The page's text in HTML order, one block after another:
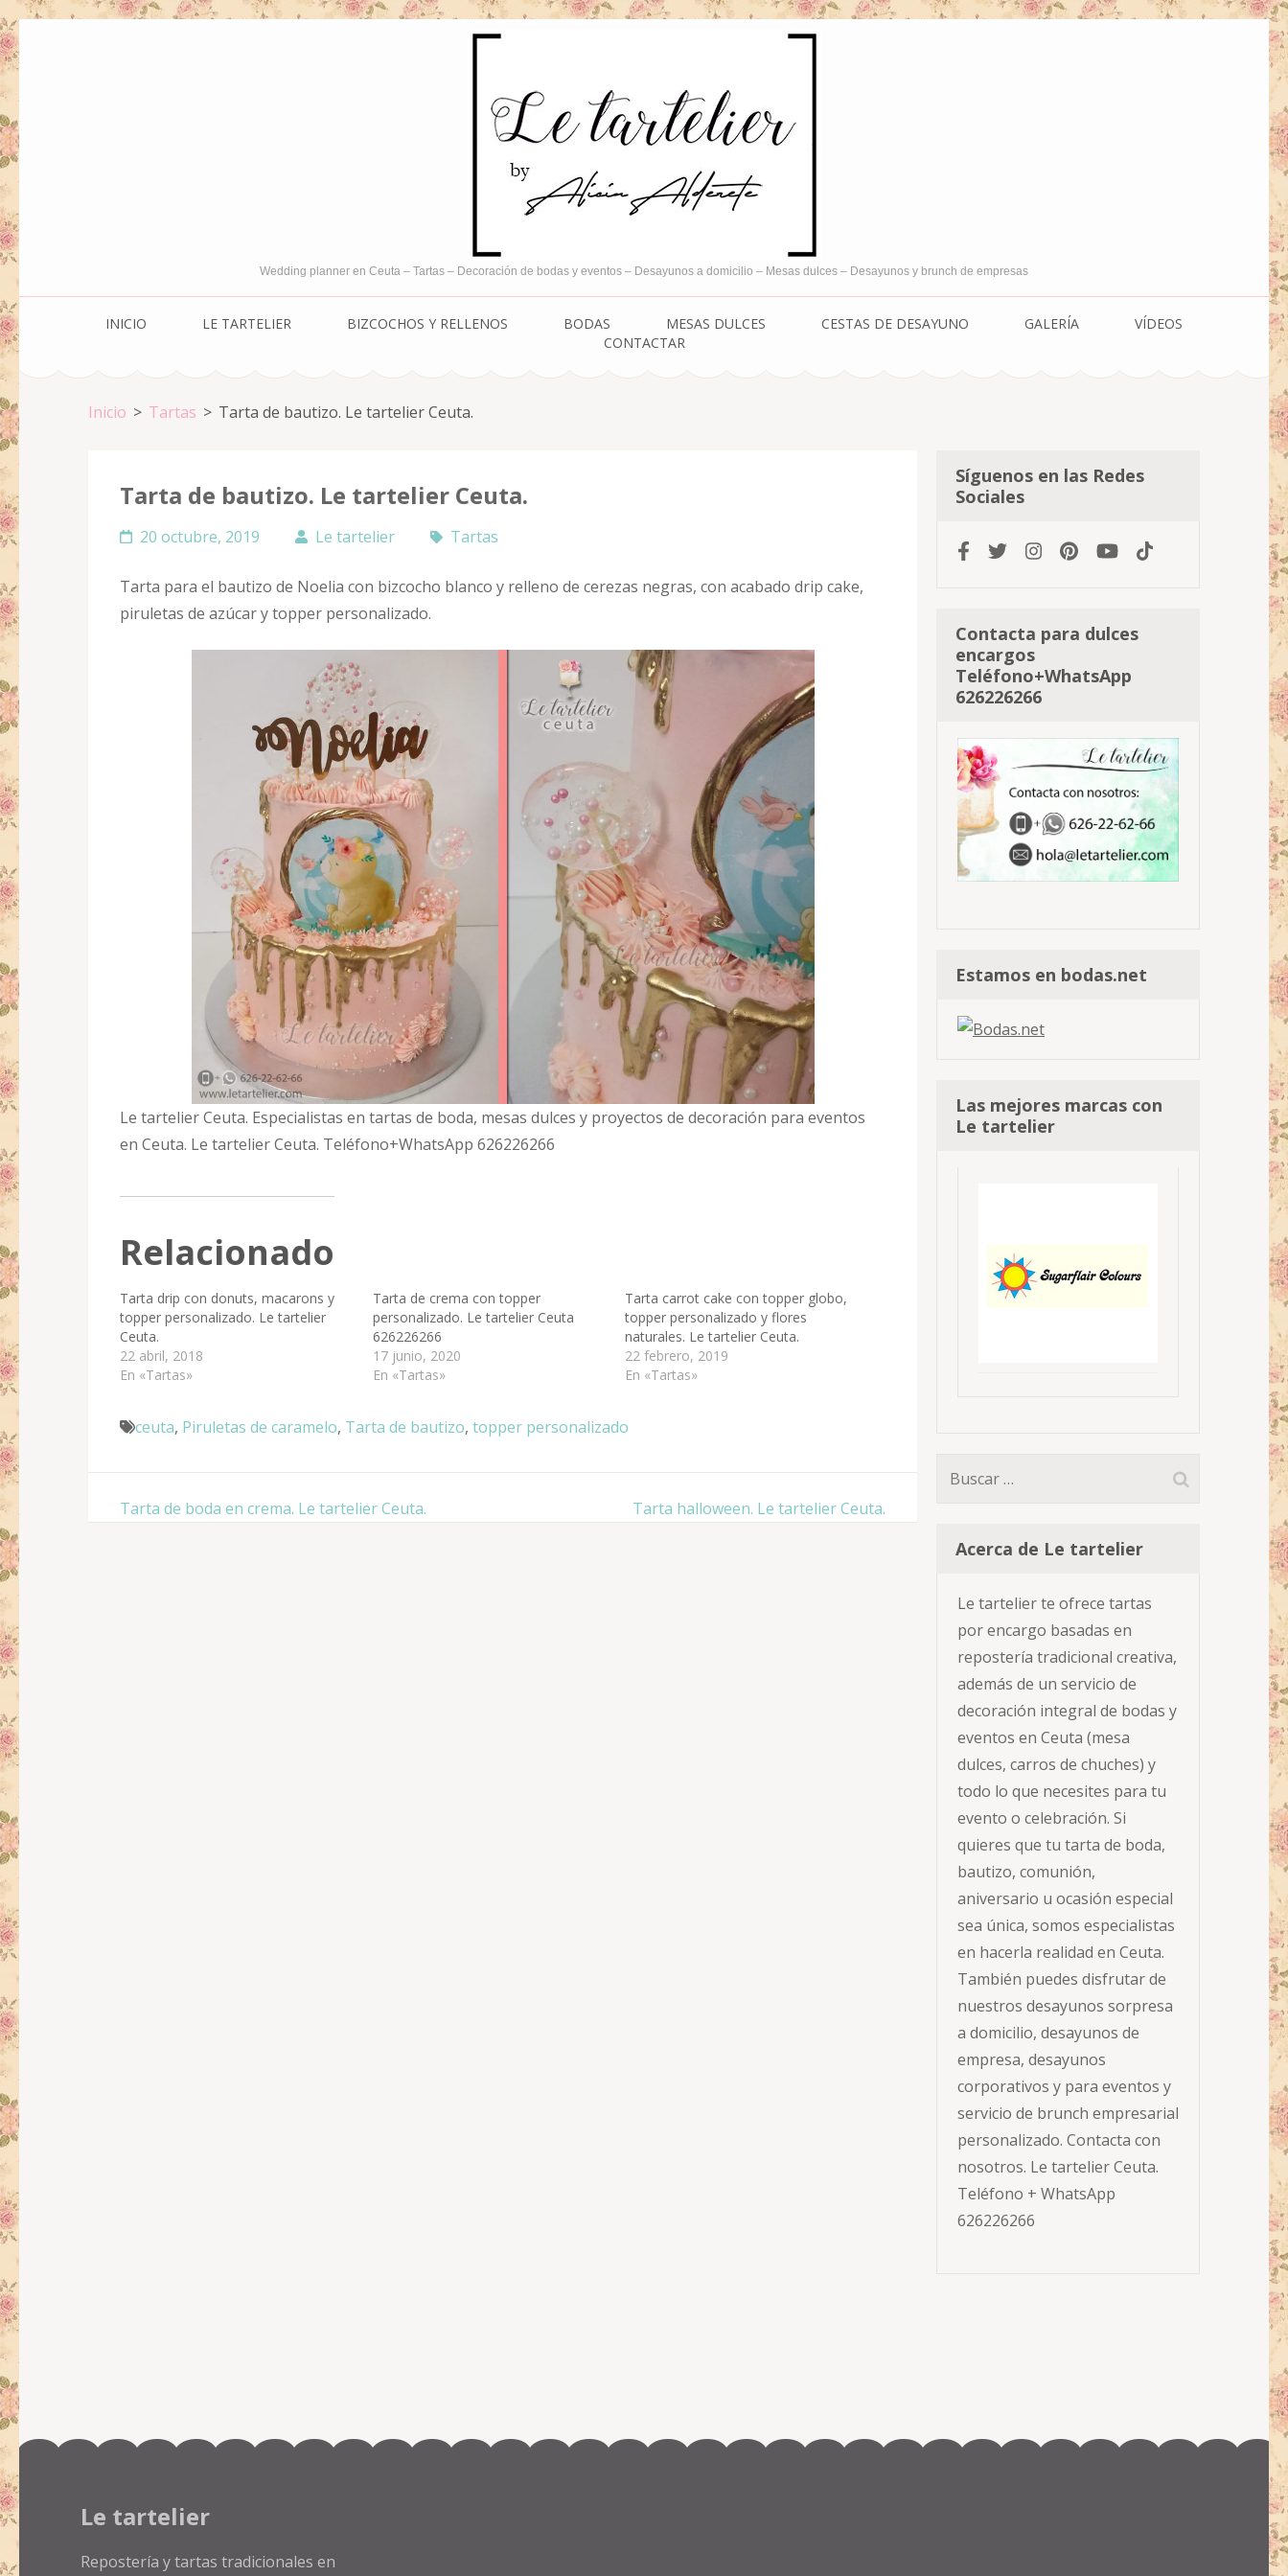
al
la
Wedding planner en Ceuta – Tartas – Decoración de bodas y eventos – Desayunos a domicilio – Mesas dulces – Desayunos y brunch de empresas
INICIO LE TARTELIER BIZCOCHOS Y RELLENOS BODAS MESAS DULCES CESTAS DE DESAYUNO GALERÍA
VÍDEOS
CONTACTAR
Inicio > Tartas > Tarta de bautizo. Le tartelier Ceuta.
Tarta de bautizo. Le tartelier Ceuta.
20 octubre, 2019 Le tartelier Tartas
Tarta para el bautizo de Noelia con bizcocho blanco y relleno de cerezas negras, con acabado drip cake,
piruletas de azúcar y topper personalizado.
Le tartelier Ceuta. Especialistas en tartas de boda, mesas dulces y proyectos de decoración para eventos
en Ceuta. Le tartelier Ceuta. Teléfono+WhatsApp 626226266
Relacionado
Tarta drip con donuts, macarons y
topper personalizado. Le tartelier
Ceuta.
22 abril, 2018
En «Tartas»
Tarta de crema con topper
personalizado. Le tartelier Ceuta
626226266
17 junio, 2020
En «Tartas»
Tarta carrot cake con topper globo,
topper personalizado y flores
naturales. Le tartelier Ceuta.
22 febrero, 2019
En «Tartas»
ceuta, Piruletas de caramelo, Tarta de bautizo, topper personalizado
Navegación
Tarta de boda en crema. Le tartelier Ceuta. Tarta halloween. Le tartelier Ceuta.
Síguenos en las Redes
Sociales
Contacta para dulces
encargos
Teléfono+WhatsApp
626226266
Estamos en bodas.net
Las mejores marcas con
Le tartelier
Buscar:
Acerca de Le tartelier
Le tartelier te ofrece tartas
por encargo basadas en
repostería tradicional creativa,
además de un servicio de
decoración integral de bodas y
eventos en Ceuta (mesa
dulces, carros de chuches) y
todo lo que necesites para tu
evento o celebración. Si
quieres que tu tarta de boda,
bautizo, comunión,
aniversario u ocasión especial
sea única, somos especialistas
en hacerla realidad en Ceuta.
También puedes disfrutar de
nuestros desayunos sorpresa
a domicilio, desayunos de
empresa, desayunos
corporativos y para eventos y
servicio de brunch empresarial
personalizado. Contacta con
nosotros. Le tartelier Ceuta.
Teléfono + WhatsApp
626226266
Le tartelier
Repostería y tartas tradicionales en